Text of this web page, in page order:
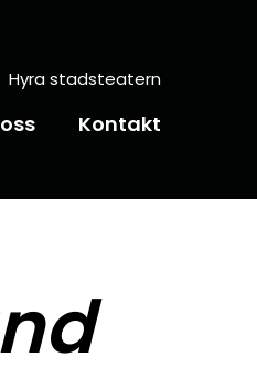
Hyra stadsteatern
Kontakt